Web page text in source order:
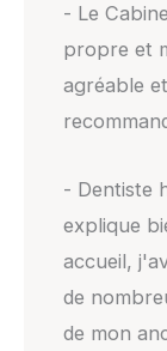
- Le
propre et
agréable
- Dentiste
explique
accueil,
de
de mon